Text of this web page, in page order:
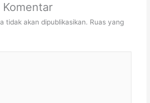
tidak akan dipublikasikan. Ruas yang